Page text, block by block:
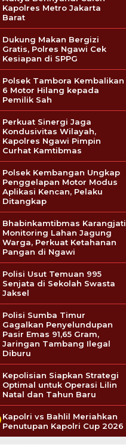
Kapolres Metro Jakarta
Barat
Dukung Makan Bergizi
Gratis, Polres Ngawi Cek
Kesiapan di SPPG
Polsek Tambora Kembalikan
6 Motor Hilang kepada
Pemilik Sah
Perkuat Sinergi Jaga
Kondusivitas Wilayah,
Kapolres Ngawi Pimpin
Curhat Kamtibmas
Polsek Kembangan Ungkap
Penggelapan Motor Modus
Aplikasi Kencan, Pelaku
Ditangkap
Bhabinkamtibmas Karangjati
Monitoring Lahan Jagung
Warga, Perkuat Ketahanan
Pangan di Ngawi
Polisi Usut Temuan 995
Senjata di Sekolah Swasta
Jaksel
Polisi Sumba Timur
Gagalkan Penyelundupan
Pasir Emas 91,65 Gram,
Jaringan Tambang Ilegal
Diburu
Kepolisian Siapkan Strategi
Optimal untuk Operasi Lilin
Natal dan Tahun Baru
Kapolri vs Bahlil Meriahkan
Penutupan Kapolri Cup 2026